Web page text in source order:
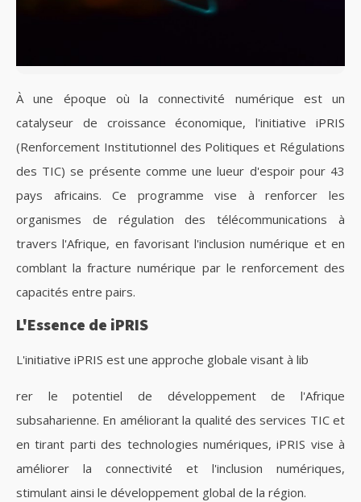
À une époque où la connectivité numérique est un
catalyseur de croissance économique, l'initiative iPRIS
(Renforcement Institutionnel des Politiques et Régulations
des TIC) se présente comme une lueur d'espoir pour 43
pays africains. Ce programme vise à renforcer les
organismes de régulation des télécommunications à
travers l'Afrique, en favorisant l'inclusion numérique et en
comblant la fracture numérique par le renforcement des
capacités entre pairs.
L'Essence de iPRIS
L'initiative iPRIS est une approche globale visant à lib
rer le potentiel de développement de l'Afrique
subsaharienne. En améliorant la qualité des services TIC et
en tirant parti des technologies numériques, iPRIS vise à
améliorer la connectivité et l'inclusion numériques,
stimulant ainsi le développement global de la région.